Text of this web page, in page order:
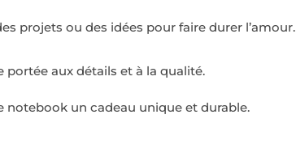
projets ou des idées pour faire durer l’amour.
aux détails et à la qualité.
notebook un cadeau unique et durable.